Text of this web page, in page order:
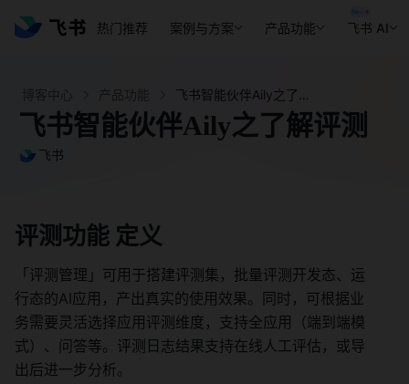
热门推荐 案例与方案 产品功能 飞书 AI
飞书智能伙伴Aily之了解评测
飞书
评测功能 定义
「评测管理」可用于搭建评测集，批量评测开发态、运
行态的AI应用，产出真实的使用效果。同时，可根据业
务需要灵活选择应用评测维度，支持全应用（端到端模
式）、问答等。评测日志结果支持在线人工评估，或导
出后进一步分析。